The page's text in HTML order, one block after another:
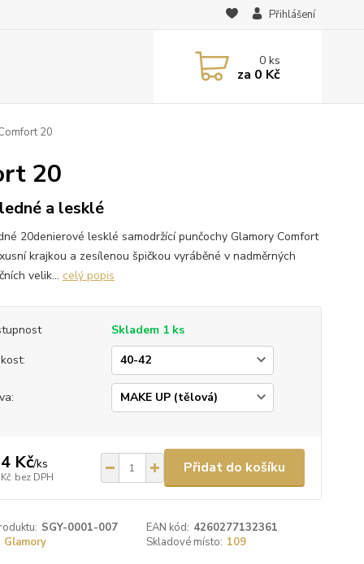
Přihlášení
0ks
za 0 Kč
20
20
a lesklé
20denierové lesklé samodržící punčochy Glamory Comfort
krajkou a zesílenou špičkou vyráběné v nadměrných
velik... celý popis
Skladem 1 ks
Kč/ks
bez DPH
Přidat do košíku
SGY-0001-007 EAN kód: 4260277132361
Glamory
Skladové místo: 109